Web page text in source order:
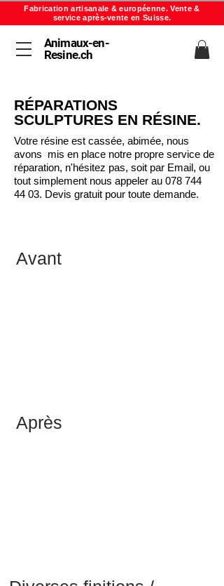
Animaux-en-
Resine.ch
Fabrication artisanale & européenne. Vente &
service après-vente en Suisse.
RÉPARATIONS
SCULPTURES EN RÉSINE.
Votre résine est cassée, abimée, nous
avons mis en place notre propre service de
réparation, n'hésitez pas, soit par Email, ou
tout simplement nous appeler au 078 744
44 03. Devis gratuit pour toute demande.
Avant
Après